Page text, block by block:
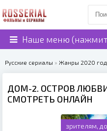
Наше меню
Русские сериалы » Жанры 2020
ДОМ-2. ОСТРОВ ЛЮБВИ
СМОТРЕТЬ ОНЛАЙН
зрителям,